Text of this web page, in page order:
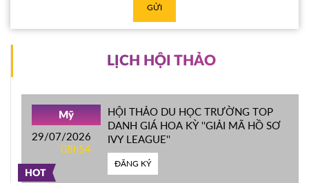
GỬI
LỊCH HỘI THẢO
HOT
Mỹ
29/07/2026
08h54
HỘI THẢO DU HỌC TRƯỜNG TOP
DANH GIÁ HOA KỲ ''GIẢI MÃ HỒ SƠ
IVY LEAGUE''
ĐĂNG KÝ